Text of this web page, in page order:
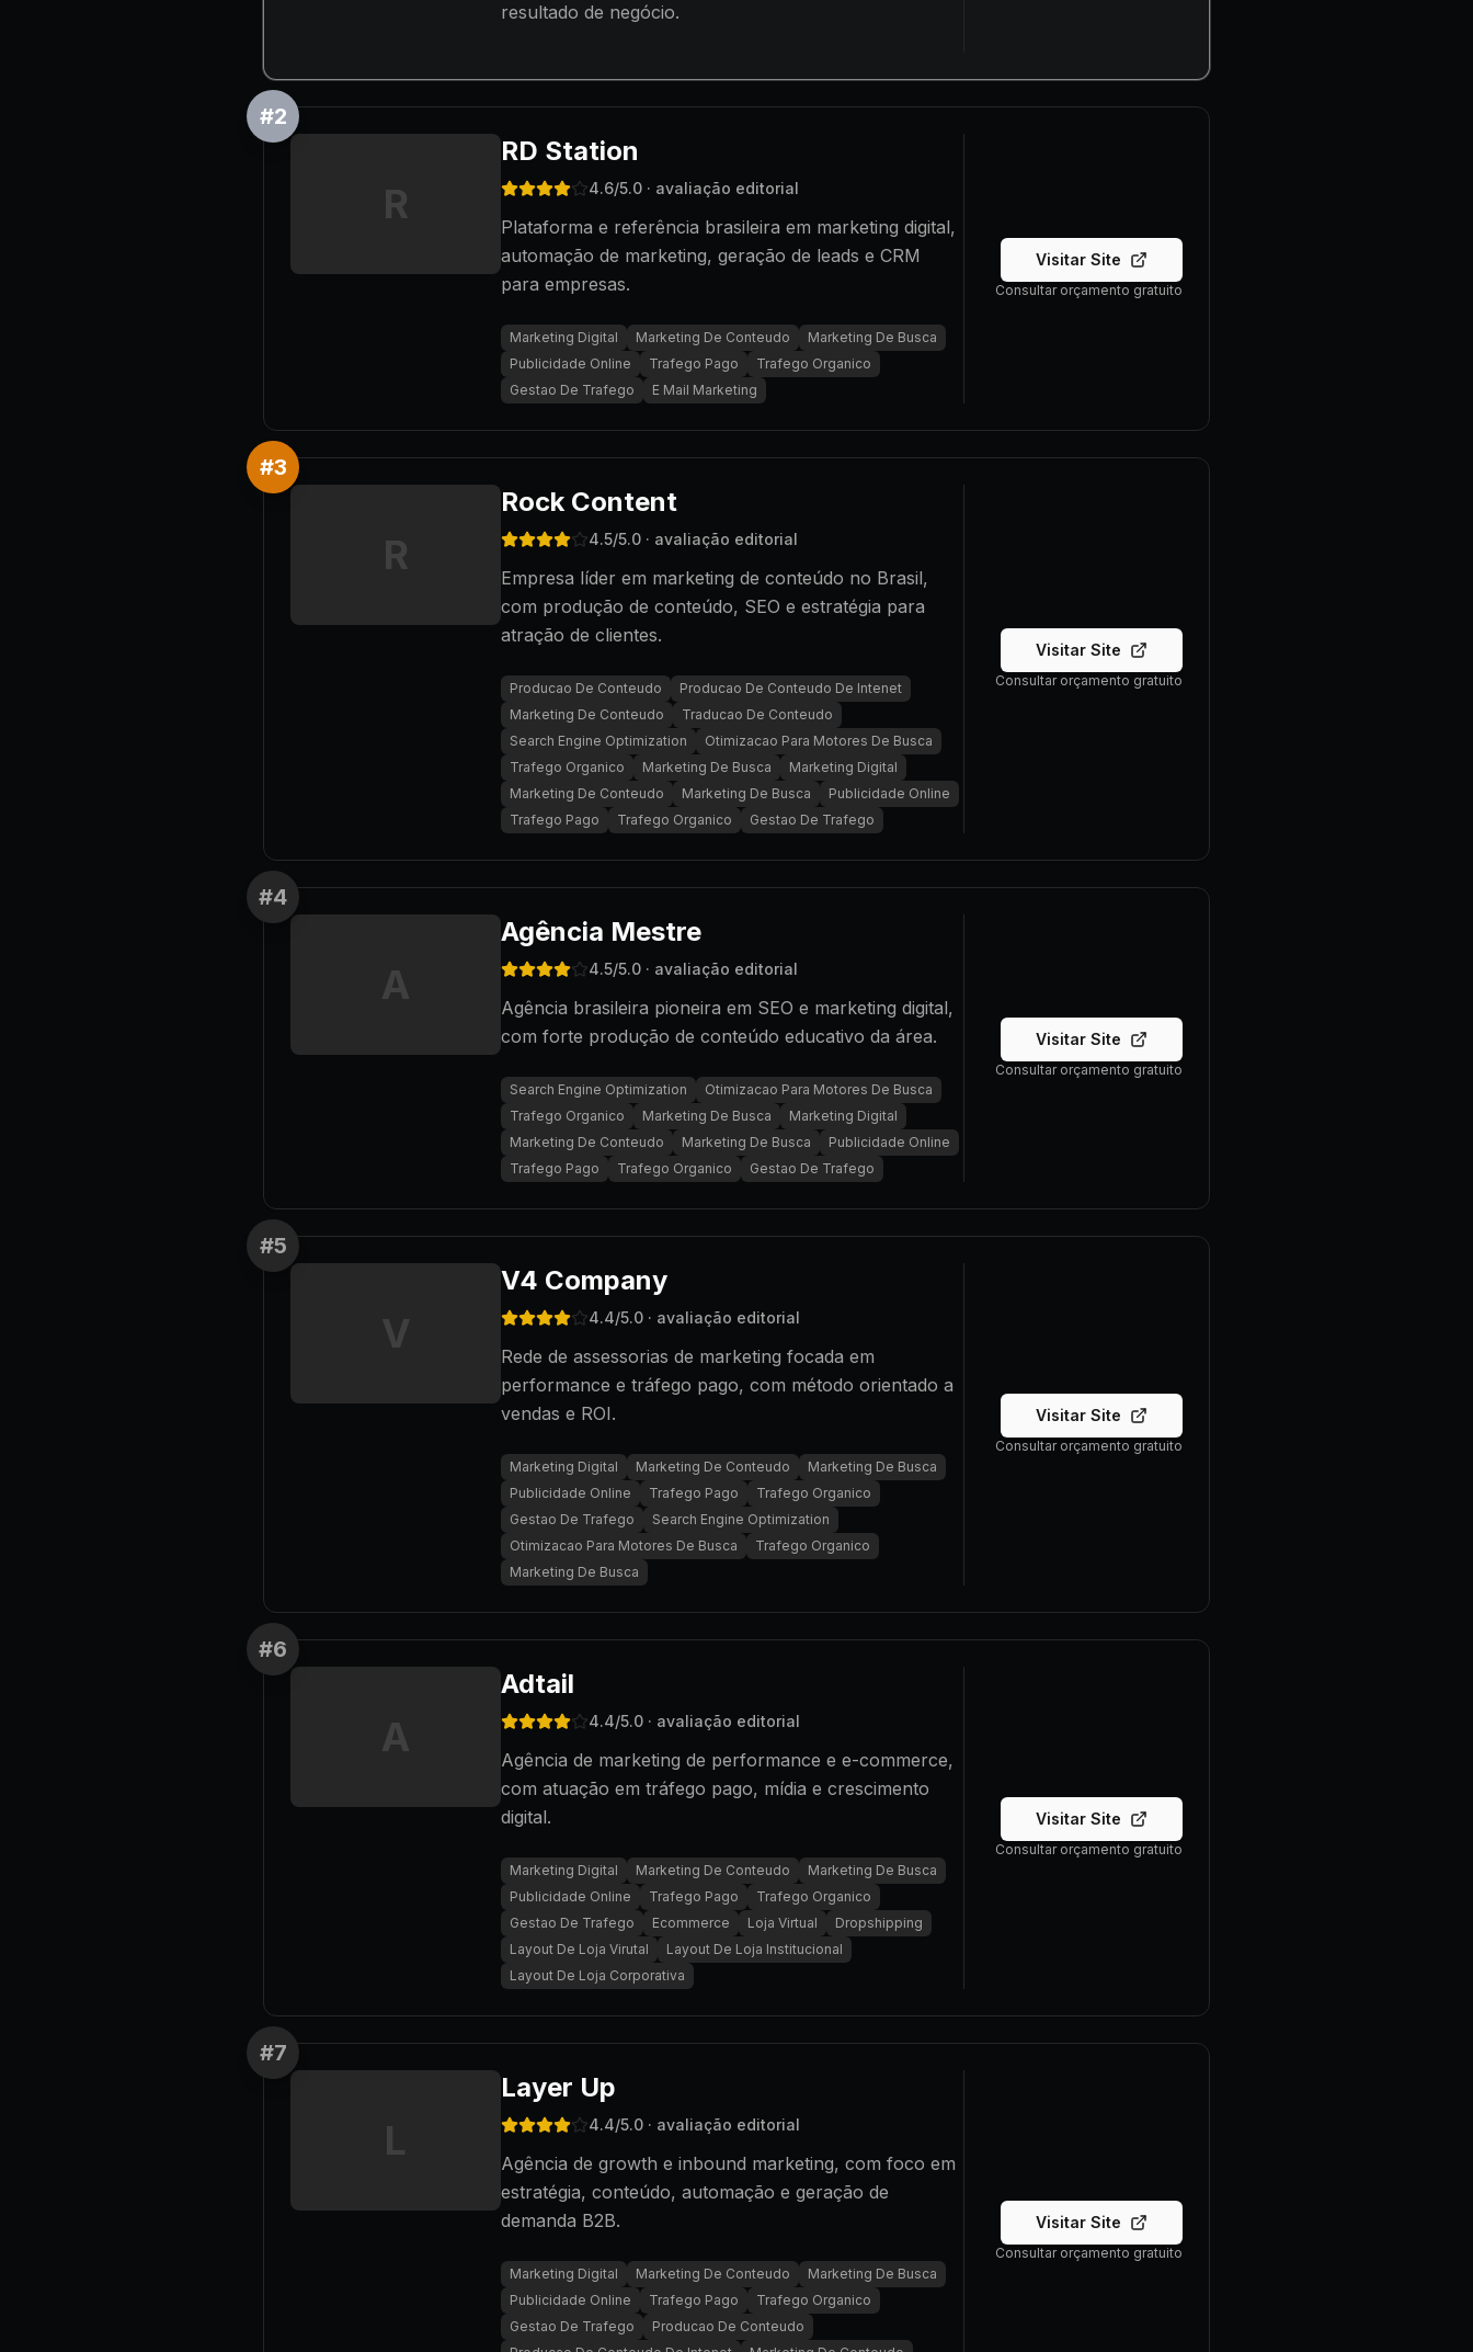
resultado de negócio.
#2
R
RD Station
4.6/5.0 · avaliação editorial
Plataforma e referência brasileira em marketing digital,
automação de marketing, geração de leads e CRM
para empresas.
Marketing Digital Marketing De Conteudo
Marketing De Busca
Publicidade Online
Trafego Pago
Trafego Organico
Gestao De Trafego
E Mail Marketing
Visitar Site
Consultar orçamento gratuito
#3
R
Rock Content
4.5/5.0 · avaliação editorial
Empresa líder em marketing de conteúdo no Brasil,
com produção de conteúdo, SEO e estratégia para
atração de clientes.
Producao De Conteudo
Producao De Conteudo De Intenet
Marketing De Conteudo
Traducao De Conteudo
Search Engine Optimization
Otimizacao Para Motores De Busca
Trafego Organico
Marketing De Busca
Marketing Digital
Marketing De Conteudo
Marketing De Busca
Publicidade Online
Trafego Pago
Trafego Organico Gestao De Trafego
Visitar Site
Consultar orçamento gratuito
#4
A
Agência Mestre
4.5/5.0 · avaliação editorial
Agência brasileira pioneira em SEO e marketing digital,
com forte produção de conteúdo educativo da área.
Search Engine Optimization
Otimizacao Para Motores De Busca
Trafego Organico
Marketing De Busca
Marketing Digital
Marketing De Conteudo
Marketing De Busca
Publicidade Online
Trafego Pago
Trafego Organico Gestao De Trafego
Visitar Site
Consultar orçamento gratuito
#5
V
V4 Company
4.4/5.0 · avaliação editorial
Rede de assessorias de marketing focada em
performance e tráfego pago, com método orientado a
vendas e ROI.
Marketing Digital Marketing De Conteudo
Marketing De Busca
Publicidade Online
Trafego Pago
Trafego Organico
Gestao De Trafego
Search Engine Optimization
Otimizacao Para Motores De Busca
Trafego Organico
Marketing De Busca
Visitar Site
Consultar orçamento gratuito
#6
A
Adtail
4.4/5.0 · avaliação editorial
Agência de marketing de performance e e-commerce,
com atuação em tráfego pago, mídia e crescimento
digital.
Marketing Digital Marketing De Conteudo
Marketing De Busca
Publicidade Online
Trafego Pago
Trafego Organico
Gestao De Trafego
Ecommerce Loja Virtual
Dropshipping
Layout De Loja Virutal
Layout De Loja Institucional
Layout De Loja Corporativa
Visitar Site
Consultar orçamento gratuito
#7
L
Layer Up
4.4/5.0 · avaliação editorial
Agência de growth e inbound marketing, com foco em
estratégia, conteúdo, automação e geração de
demanda B2B.
Marketing Digital Marketing De Conteudo
Marketing De Busca
Publicidade Online
Trafego Pago
Trafego Organico
Gestao De Trafego
Producao De Conteudo
Visitar Site
Consultar orçamento gratuito